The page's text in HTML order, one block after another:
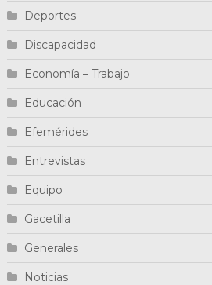
Deportes
Discapacidad
Economía – Trabajo
Educación
Efemérides
Entrevistas
Equipo
Gacetilla
Generales
Noticias